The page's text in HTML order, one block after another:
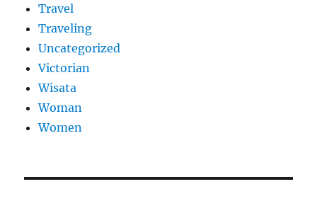
Travel
Traveling
Uncategorized
Victorian
Wisata
Woman
Women